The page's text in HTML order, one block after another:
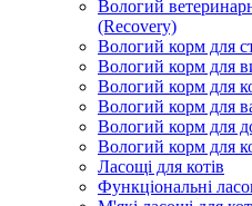
Вологий
(Recovery)
Вологий корм для
Вологий корм для
Вологий корм для
Вологий корм для
Вологий корм для
Вологий корм для
Ласощі для котів
Функціональні